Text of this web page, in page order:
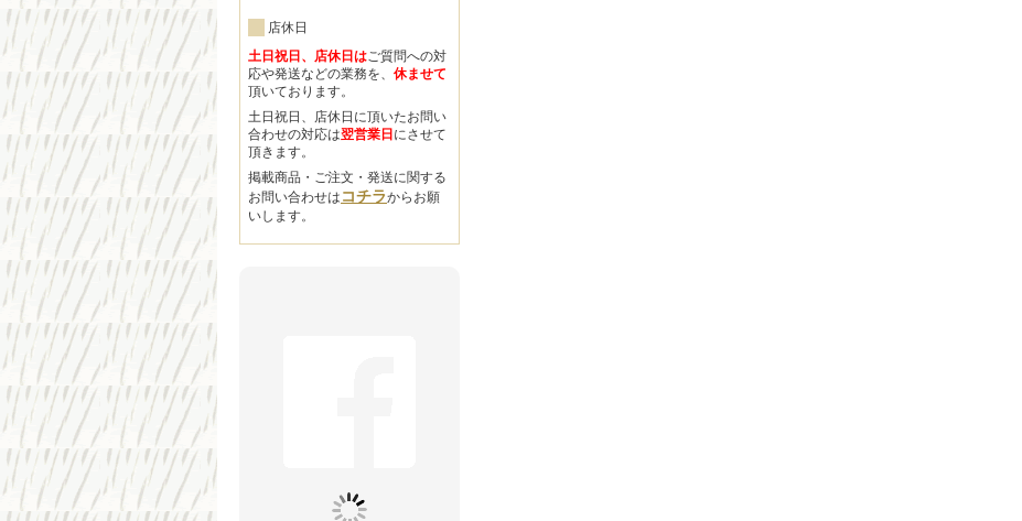
店休日
土日祝日、店休日はご質問への対
応や発送などの業務を、 休ませて
頂いております。
土日祝日、店休日に頂いたお問い
合わせの対応は翌営業日 にさせて
頂きます。
掲載商品・ご注文・発送に関する
お問い合わせは コチラからお願
いします。